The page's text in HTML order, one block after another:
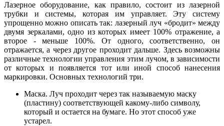
Лазерное оборудование, как правило, состоит из лазерной
трубки и системы, которая им управляет. Эту систему
упрощенно можно описать так: лазерный луч «бродит» между
двумя зеркалами, одно из которых имеет 100% отражение, а
второе - меньше 100%. От одного, соответственно, он
отражается, а через другое проходит дальше. Здесь возможны
различные технологии управления этим лучом, в зависимости
от которых и появляется тот или иной способ нанесения
маркировки. Основных технологий три.
Маска. Луч проходит через так называемую маску
(пластину) соответствующей какому-либо символу,
который и остается на бумаге. Но этот способ уже
устарел.